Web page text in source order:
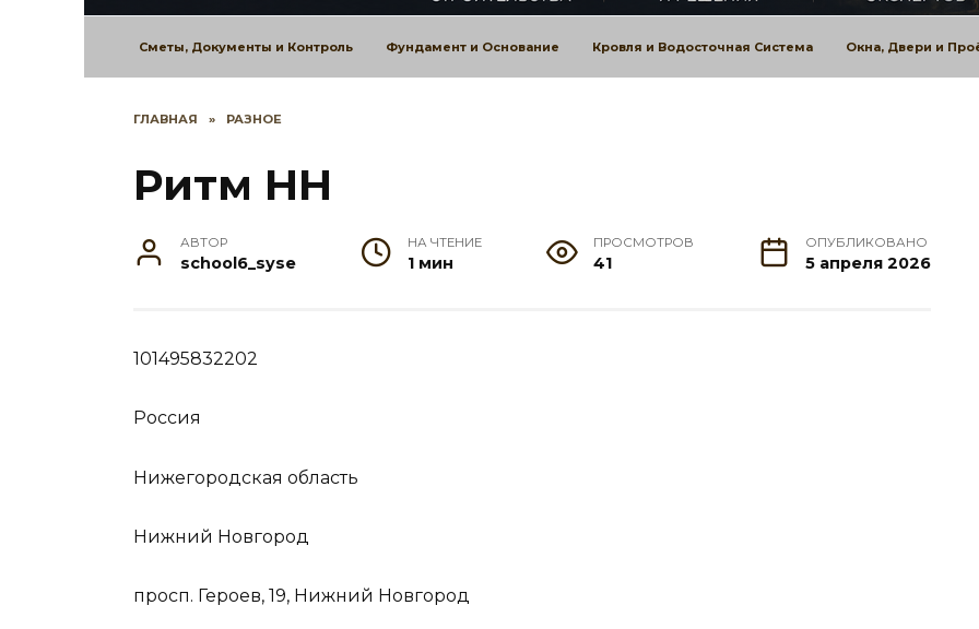
Сметы, Документы и Контроль Фундамент и Основание Кровля и Водосточная Система Окна, Двери и
ГЛАВНАЯ » РАЗНОЕ
Ритм НН
АВТОР
school6_syse
НА ЧТЕНИЕ
1 мин
ПРОСМОТРОВ
41
ОПУБЛИКОВАНО
5 апреля 2026
101495832202
Россия
Нижегородская область
Нижний Новгород
просп. Героев, 19, Нижний Новгород